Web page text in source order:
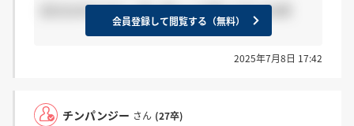
自分はまだです！ 早く来いって感じですよね笑
会員登録して閲覧する（無料）
2025年7月8日 17:42
チンパンジー さん (27卒)